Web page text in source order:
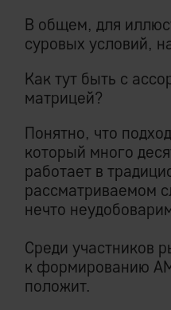
В общем, для
суровых условий,
Как тут быть с
матрицей?
Понятно, что
который много
работает в
рассматриваемом
нечто
Среди участников
к формированию
положит.